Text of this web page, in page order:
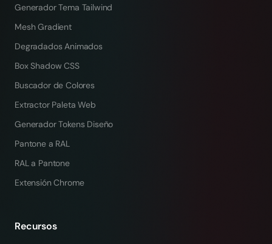
Generador Tema Tailwind
Mesh Gradient
Degradados Animados
Box Shadow CSS
Buscador de Colores
Extractor Paleta Web
Generador Tokens Diseño
Pantone a RAL
RAL a Pantone
Extensión Chrome
Recursos